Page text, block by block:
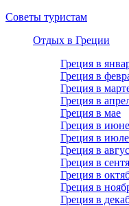
Советы туристам
Отдых в Греции
Греция в
Греция в
Греция в
Греция в
Греция в мае
Греция в июне
Греция в июле
Греция в
Греция в
Греция в
Греция в
Греция в